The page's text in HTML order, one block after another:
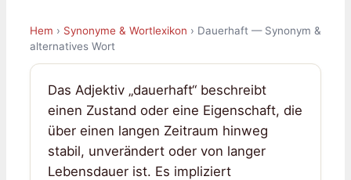
Hem › Synonyme & Wortlexikon › Dauerhaft — Synonym &
alternatives Wort
Das Adjektiv „dauerhaft“ beschreibt
einen Zustand oder eine Eigenschaft, die
über einen langen Zeitraum hinweg
stabil, unverändert oder von langer
Lebensdauer ist. Es impliziert